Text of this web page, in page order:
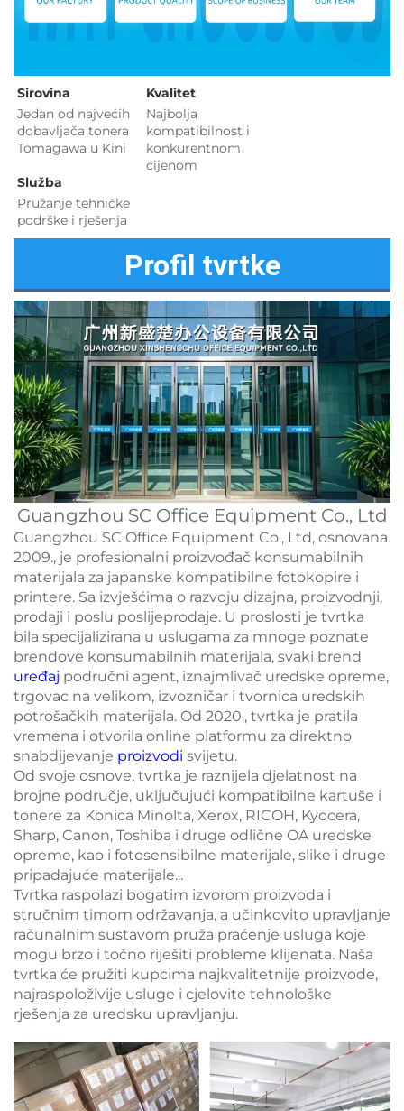
Sirovina
Jedan od najvećih
dobavljača tonera
Tomagawa u Kini
Kvalitet
Najbolja
konkurentnom
cijenom
Služba
Pružanje tehničke
podrške i rješenja
Profil tvrtke
Guangzhou SC Office Equipment Co., Ltd
Guangzhou SC Office Equipment Co., Ltd, osnovana
2009., je profesionalni proizvođač konsumabilnih
materijala za japanske kompatibilne fotokopire i
printere. Sa izvješćima o razvoju dizajna, proizvodnji,
prodaji i poslu poslijeprodaje. U proslosti je tvrtka
bila specijalizirana u uslugama za mnoge poznate
brendove konsumabilnih materijala, svaki brend
uređaj područni agent, iznajmlivač uredske opreme,
trgovac na velikom, izvozničar i tvornica uredskih
potrošačkih materijala. Od 2020., tvrtka je pratila
vremena i otvorila online platformu za direktno
snabdijevanje proizvodi svijetu.
Od svoje osnove, tvrtka je raznijela djelatnost na
brojne područje, uključujući kompatibilne kartuše i
tonere za Konica Minolta, Xerox, RICOH, Kyocera,
Sharp, Canon, Toshiba i druge odlične OA uredske
opreme, kao i fotosensibilne materijale, slike i druge
pripadajuće materijale...
Tvrtka raspolazi bogatim izvorom proizvoda i
stručnim timom održavanja, a učinkovito upravljanje
računalnim sustavom pruža praćenje usluga koje
mogu brzo i točno riješiti probleme klijenata. Naša
tvrtka će pružiti kupcima najkvalitetnije proizvode,
najraspoloživije usluge i cjelovite tehnološke
rješenja za uredsku upravljanju.